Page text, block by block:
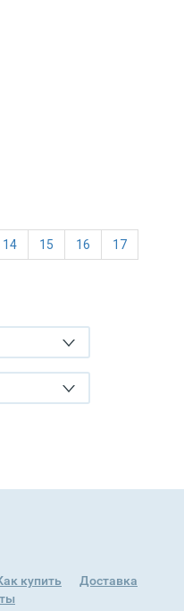
14 15 16 17
купить
Доставка